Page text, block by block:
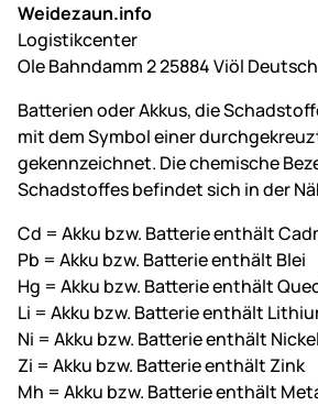
Weidezaun.info
Logistikcenter
Ole Bahndamm 2 25884 Viöl
Batterien oder Akkus, die
mit dem Symbol einer
gekennzeichnet. Die chemische
Schadstoffes befindet sich in der
Cd = Akku bzw. Batterie enthält
Pb = Akku bzw. Batterie enthält Blei
Hg = Akku bzw. Batterie enthält
Li = Akku bzw. Batterie enthält
Ni = Akku bzw. Batterie enthält Nickel
Zi = Akku bzw. Batterie enthält Zink
Mh = Akku bzw. Batterie enthält